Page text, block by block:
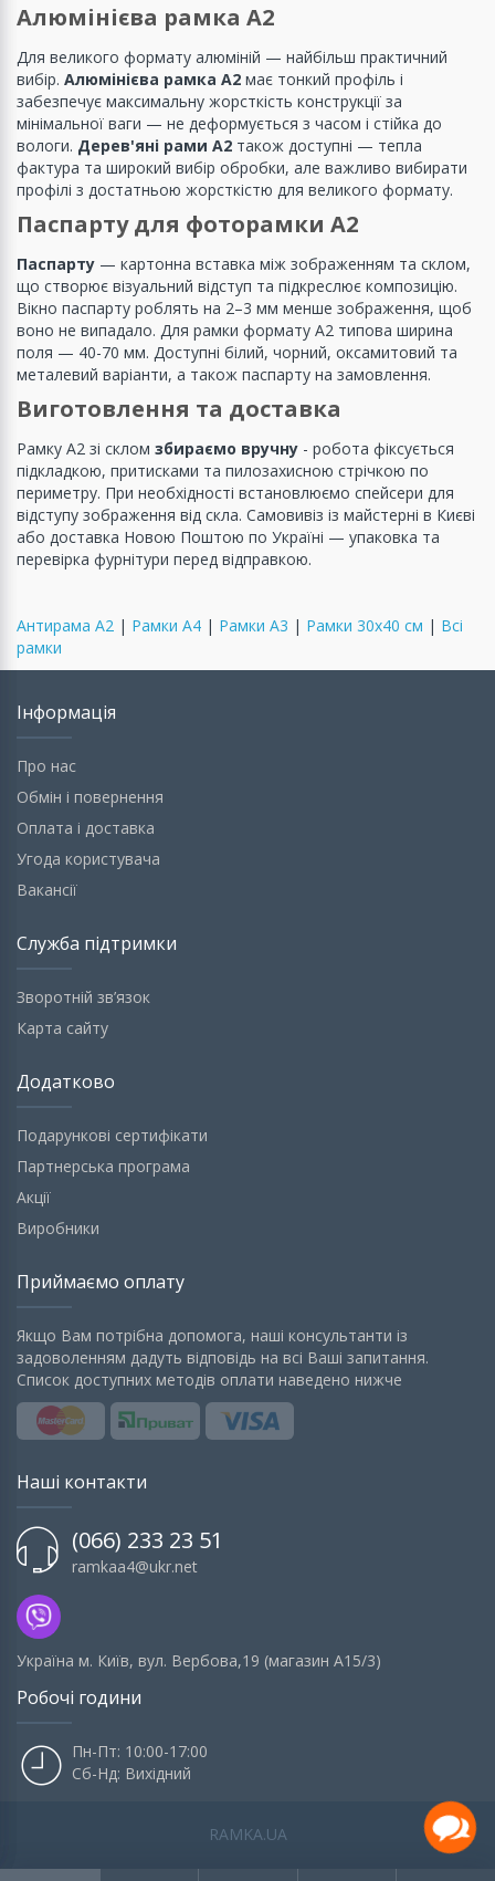
Алюмінієва рамка А2
Для великого формату алюміній — найбільш практичний
вибір. Алюмінієва рамка А2 має тонкий профіль і
забезпечує максимальну жорсткість конструкції за
мінімальної ваги — не деформується з часом і стійка до
вологи. Дерев'яні рами А2 також доступні — тепла
фактура та широкий вибір обробки, але важливо вибирати
профілі з достатньою жорсткістю для великого формату.
Паспарту для фоторамки А2
Паспарту — картонна вставка між зображенням та склом,
що створює візуальний відступ та підкреслює композицію.
Вікно паспарту роблять на 2–3 мм менше зображення, щоб
воно не випадало. Для рамки формату А2 типова ширина
поля — 40-70 мм. Доступні білий, чорний, оксамитовий та
металевий варіанти, а також паспарту на замовлення.
Виготовлення та доставка
Рамку А2 зі склом збираємо вручну - робота фіксується
підкладкою, притисками та пилозахисною стрічкою по
периметру. При необхідності встановлюємо спейсери для
відступу зображення від скла. Самовивіз із майстерні в Києві
або доставка Новою Поштою по Україні — упаковка та
перевірка фурнітури перед відправкою.
Антирама А2 | Рамки А4 | Рамки А3 | Рамки 30х40 см | Всі
рамки
Інформація
Про нас
Обмін і повернення
Оплата і доставка
Угода користувача
Вакансії
Служба підтримки
Зворотній зв’язок
Карта сайту
Додатково
Подарункові сертифікати
Партнерська програма
Акції
Виробники
Приймаємо оплату
Якщо Вам потрібна допомога, наші консультанти із
задоволенням дадуть відповідь на всі Ваші запитання.
Список доступних методів оплати наведено нижче
Наші контакти
(066) 233 23 51
ramkaa4@ukr.net
Українa м. Київ, вул. Вербова,19 (магазин А15/3)
Робочі години
Пн-Пт: 10:00-17:00
Сб-Нд: Вихідний
RAMKA.UA